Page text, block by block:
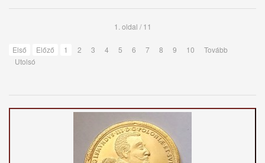
1. oldal / 11
Első Előző 1 2 3 4 5 6 7 8 9 10
Tovább
Utolsó